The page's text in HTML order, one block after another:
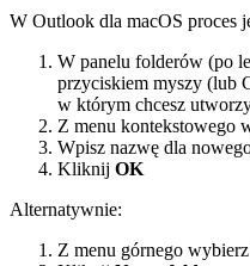
W Outlook dla macOS proces
W panelu folderów (po
przyciskiem myszy (lub
w którym chcesz
Z menu kontekstowego
Wpisz nazwę dla
Kliknij OK
Alternatywnie:
Z menu górnego wybierz